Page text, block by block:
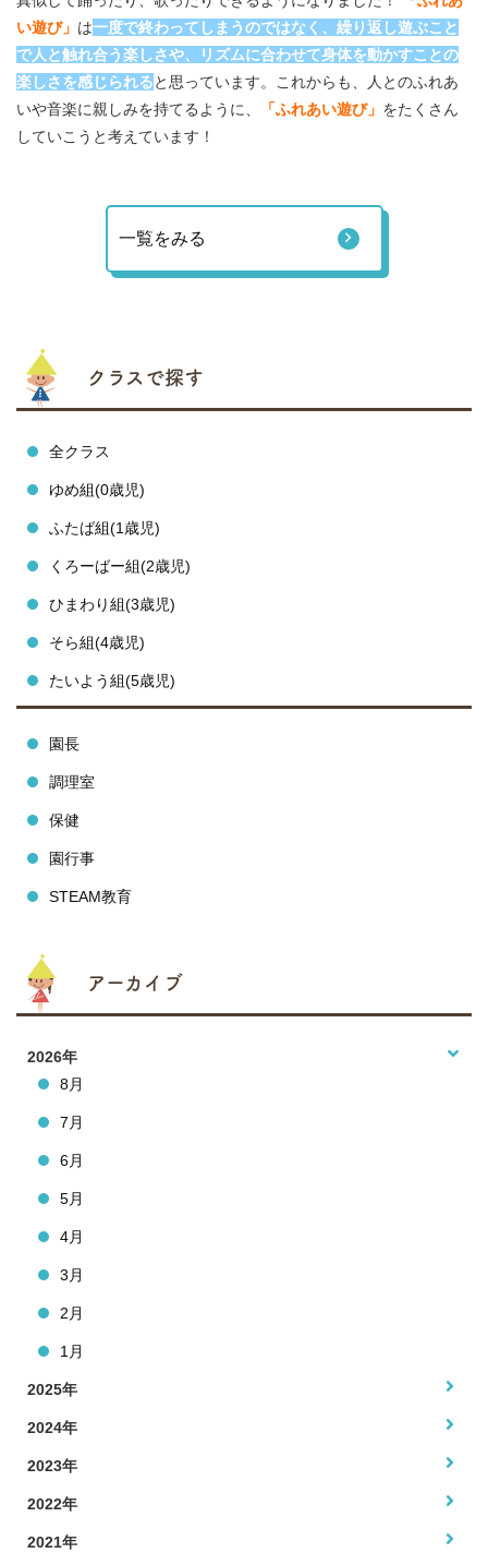
クラスで探す
全クラス
ゆめ組(0歳児)
ふたば組(1歳児)
くろーばー組(2歳児)
ひまわり組(3歳児)
そら組(4歳児)
たいよう組(5歳児)
園長
調理室
保健
園行事
STEAM教育
アーカイブ
2026年
8月
7月
6月
5月
4月
3月
2月
1月
2025年
2024年
2023年
2022年
2021年
い遊び」 は一度で終わってしまうのではなく、繰り返し遊ぶこと
で人と触れ合う楽しさや、リズムに合わせて身体を動かすことの
楽しさを感じられると思っています。これからも、人とのふれあ
いや音楽に親しみを持てるように、
「ふれあい遊び」 をたくさん
していこうと考えています！
一覧をみる